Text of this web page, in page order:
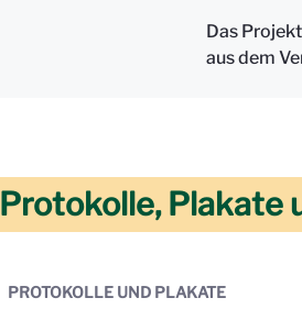
Das
aus dem
Protokolle, Plakate
PROTOKOLLE UND PLAKATE